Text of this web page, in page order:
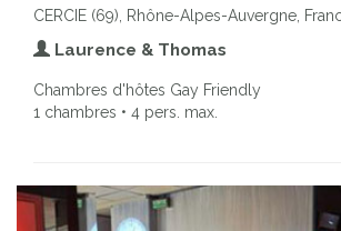
CERCIE (69), Rhône-Alpes-Auvergne,
Laurence & Thomas
Chambres d'hôtes Gay Friendly
1 chambres • 4 pers. max.